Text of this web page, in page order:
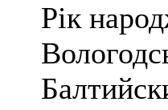
Рік